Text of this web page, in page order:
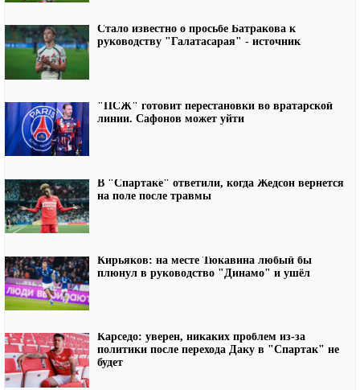
Стало известно о просьбе Батракова к
руководству "Галатасарая" - источник
"ПСЖ" готовит перестановки во вратарской
линии. Сафонов может уйти
В "Спартаке" ответили, когда Жедсон вернется
на поле после травмы
Кирьяков: на месте Тюкавина любый бы
плюнул в руководство "Динамо" и ушёл
Карседо: уверен, никаких проблем из-за
политики после перехода Даку в "Спартак" не
будет